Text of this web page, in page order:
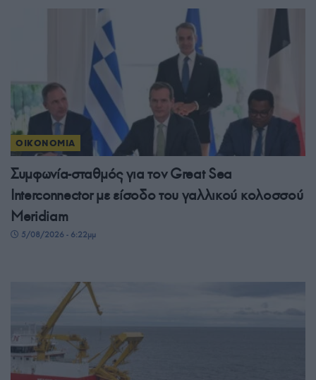
ΟΙΚΟΝΟΜΙΑ
Συμφωνία-σταθμός για τον Great Sea
Interconnector με είσοδο του γαλλικού κολοσσού
Meridiam
5/08/2026 - 6:22μμ